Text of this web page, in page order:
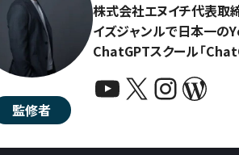
監修者
株式会社エヌイチ代表
イズジャンルで日本一の
ChatGPTスクール「
YouTube X InstagramWordPress